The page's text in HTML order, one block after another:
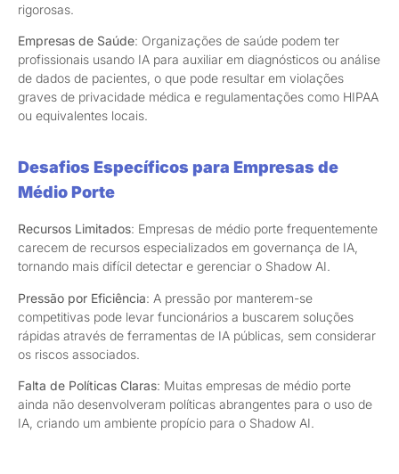
rigorosas.
Empresas de Saúde: Organizações de saúde podem ter
profissionais usando IA para auxiliar em diagnósticos ou análise
de dados de pacientes, o que pode resultar em violações
graves de privacidade médica e regulamentações como HIPAA
ou equivalentes locais.
Desafios Específicos para Empresas de
Médio Porte
Recursos Limitados: Empresas de médio porte frequentemente
carecem de recursos especializados em governança de IA,
tornando mais difícil detectar e gerenciar o Shadow AI.
Pressão por Eficiência: A pressão por manterem-se
competitivas pode levar funcionários a buscarem soluções
rápidas através de ferramentas de IA públicas, sem considerar
os riscos associados.
Falta de Políticas Claras: Muitas empresas de médio porte
ainda não desenvolveram políticas abrangentes para o uso de
IA, criando um ambiente propício para o Shadow AI.